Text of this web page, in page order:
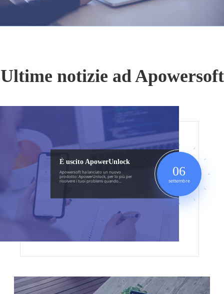
Ultime notizie ad Apowersoft
È uscito ApowerUnlock
Apowersoft ha lanciato un nuovo
prodotto: ApowerUnlock, per lo più per
risolvere i tuoi problemi quando
06
settembre